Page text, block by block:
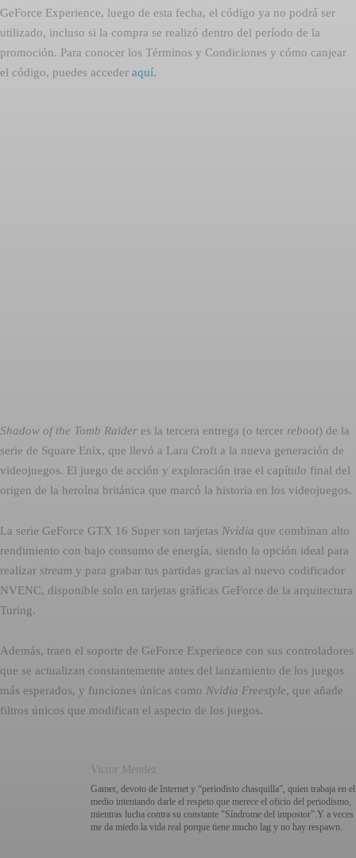
GeForce Experience, luego de esta fecha, el código ya no podrá ser
utilizado, incluso si la compra se realizó dentro del período de la
promoción. Para conocer los Términos y Condiciones y cómo canjear
el código, puedes acceder aquí.
Shadow of the Tomb Raider es la tercera entrega (o tercer reboot) de la
serie de Square Enix, que llevó a Lara Croft a la nueva generación de
videojuegos. El juego de acción y exploración trae el capítulo final del
origen de la heroína británica que marcó la historia en los videojuegos.
La serie GeForce GTX 16 Super son tarjetas Nvidia que combinan alto
rendimiento con bajo consumo de energía, siendo la opción ideal para
realizar stream y para grabar tus partidas gracias al nuevo codificador
NVENC, disponible solo en tarjetas gráficas GeForce de la arquitectura
Turing.
Además, traen el soporte de GeForce Experience con sus controladores
que se actualizan constantemente antes del lanzamiento de los juegos
más esperados, y funciones únicas como Nvidia Freestyle, que añade
filtros únicos que modifican el aspecto de los juegos.
Victor Mendez
Gamer, devoto de Internet y “periodisto chasquilla”, quien trabaja en el
medio intentando darle el respeto que merece el oficio del periodismo,
mientras lucha contra su constante "Síndrome del impostor".Y a veces
me da miedo la vida real porque tiene mucho lag y no hay respawn.